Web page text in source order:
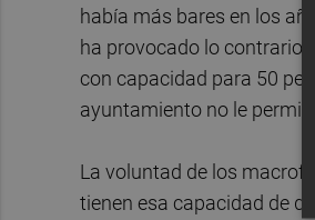
había más bares en los
ha provocado lo contrario.
con capacidad para 50
ayuntamiento no le permite
La voluntad de los
tienen esa capacidad de